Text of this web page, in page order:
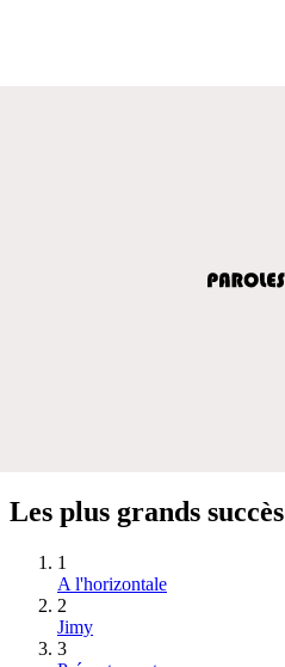
Les plus grands succès
1
A l'horizontale
2
Jimy
3